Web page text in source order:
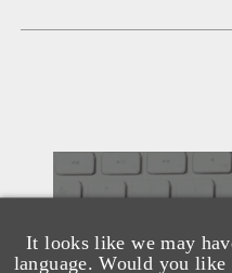
It looks like we may
language. Would you
另见